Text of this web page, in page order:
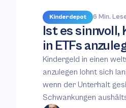
Kinderdepot 6 Min.
Ist es sinnvoll,
in ETFs
Kindergeld in einen
anzulegen lohnt sich
wenn der Unterhalt
Schwankungen